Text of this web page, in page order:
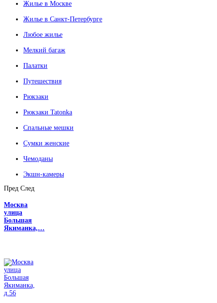
Жилье в Москве
Жилье в Санкт-Петербурге
Любое жилье
Мелкий багаж
Палатки
Путешествия
Рюкзаки
Рюкзаки Tatonka
Спальные мешки
Сумки женские
Чемоданы
Экшн-камеры
Пред След
Москва
улица
Большая
Якиманка,…